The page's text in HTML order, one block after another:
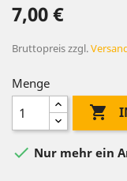
7,00 €
Bruttopreiszzgl.
Menge

 Nur mehr ein